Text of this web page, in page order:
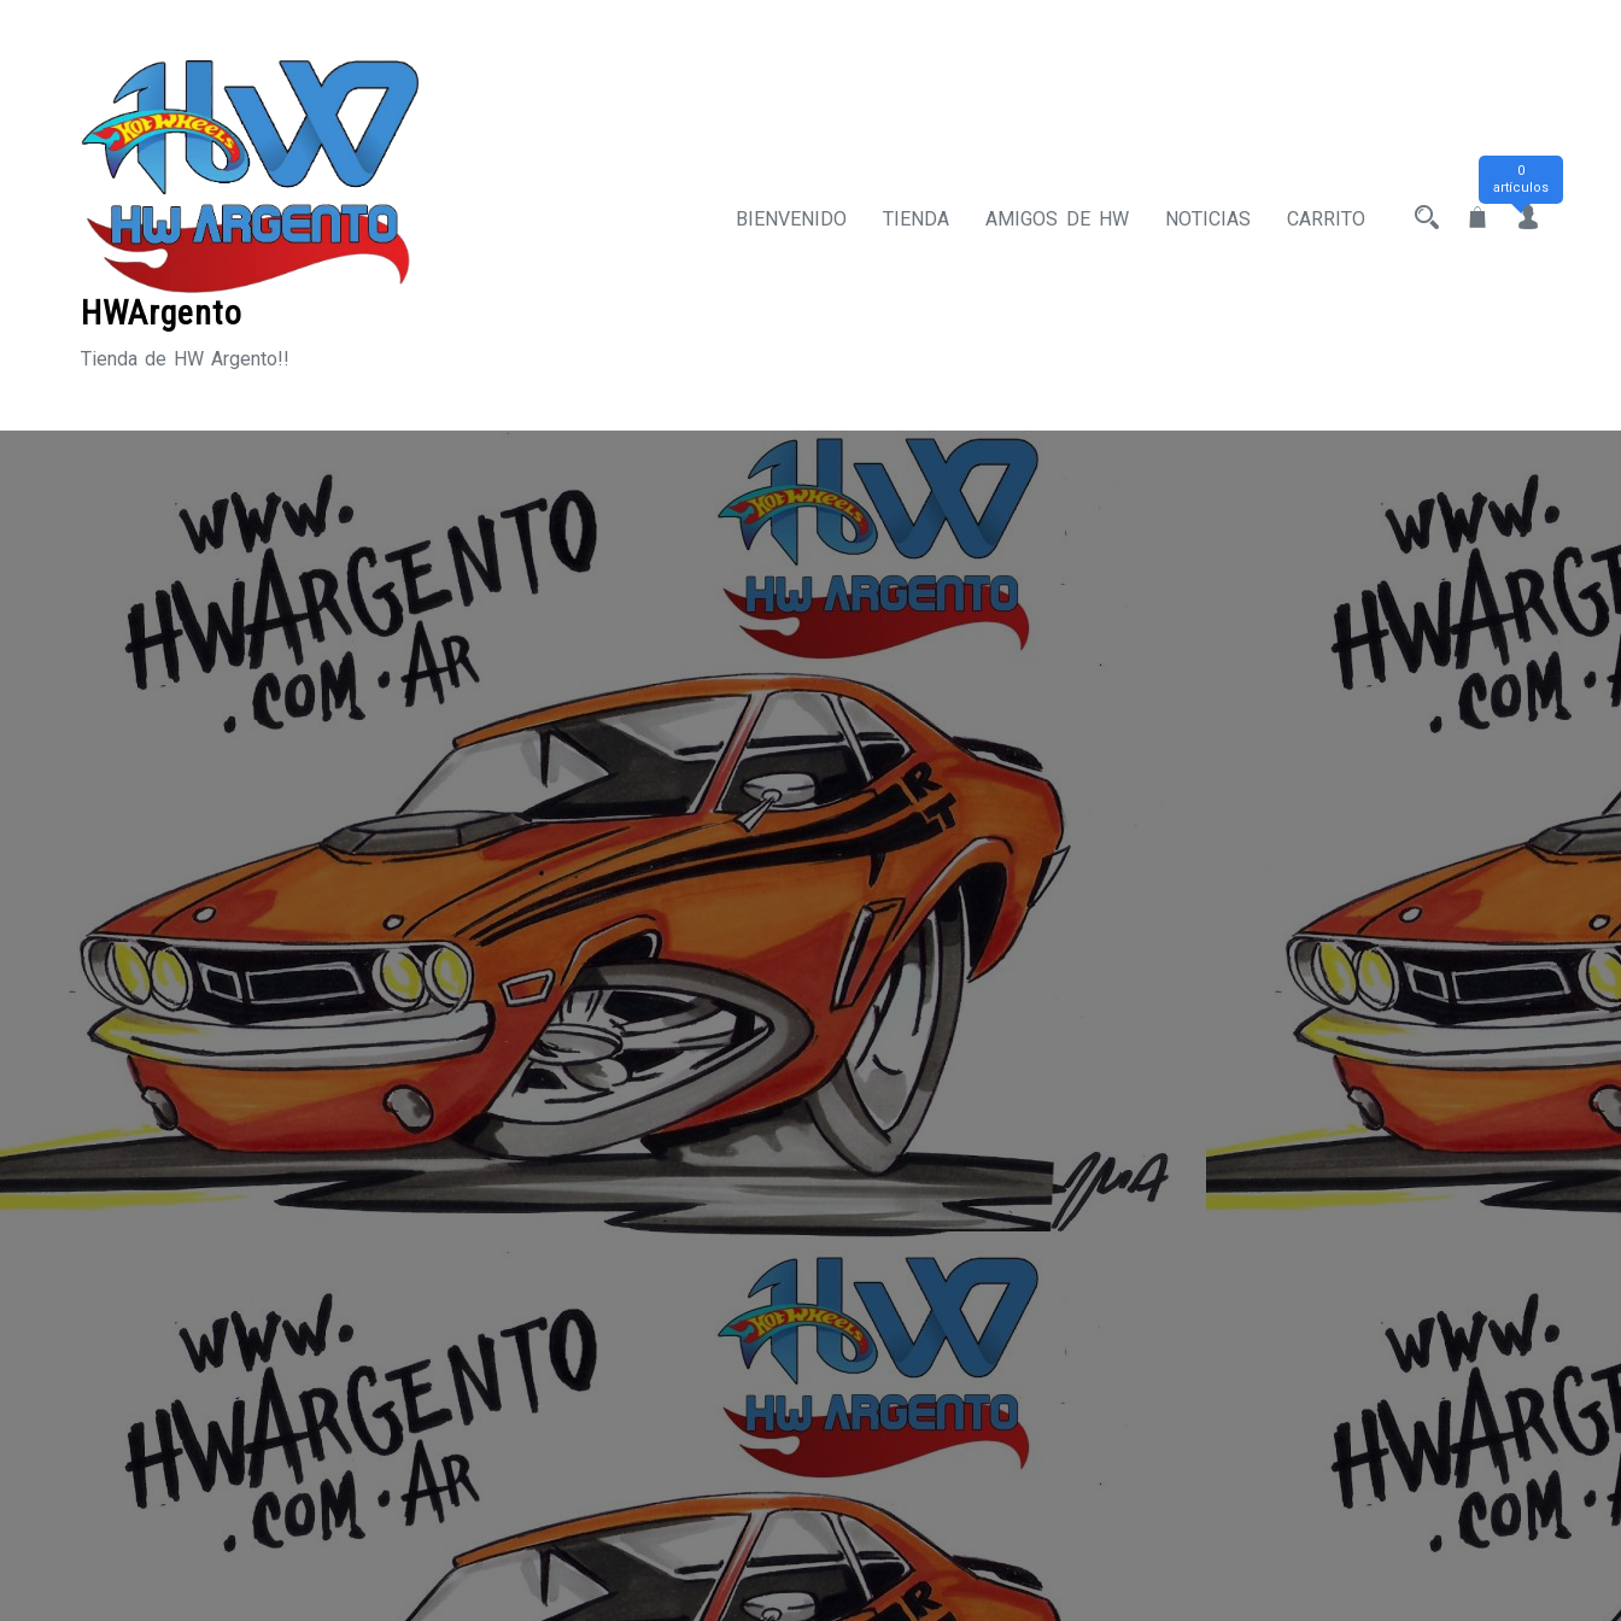
HWArgento
Tienda de HW Argento!!
BIENVENIDO TIENDA AMIGOS DE HW NOTICIAS CARRITO
0
artículos